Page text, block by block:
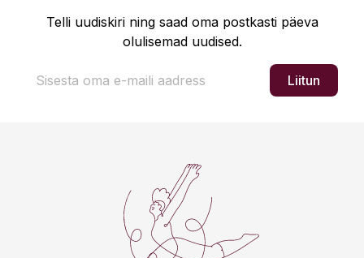
Telli uudiskiri ning saad oma postkasti päeva
olulisemad uudised.
Liitun